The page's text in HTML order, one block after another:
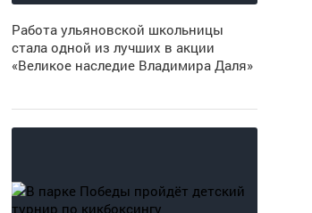
Работа ульяновской школьницы
стала одной из лучших в акции
«Великое наследие Владимира Даля»